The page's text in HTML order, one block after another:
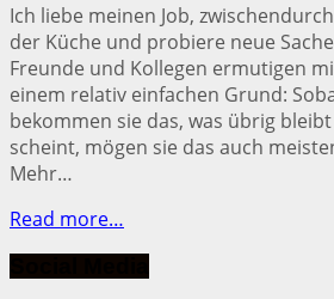
Ich liebe meinen Job,
der Küche und probiere neue
Freunde und Kollegen ermutigen
einem relativ einfachen Grund:
bekommen sie das, was übrig
scheint, mögen sie das auch
Mehr…
Read more…